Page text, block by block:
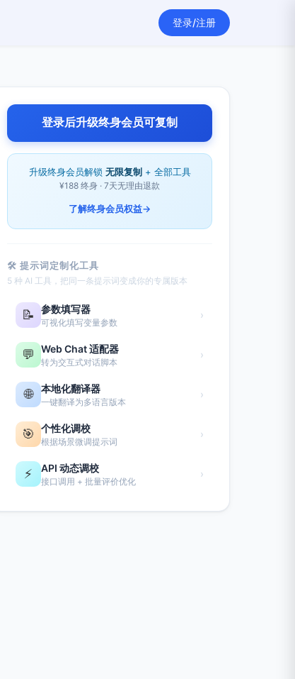
登录/注册
登录后升级终身会员可复制
升级终身会员解锁 无限复制 + 全部工具
¥188 终身 · 7天无理由退款
了解终身会员权益→
🛠 提示词定制化工具
5 种 AI 工具，把同一条提示词变成你的专属版本
📝 参数填写器
可视化填写变量参数
›
💬 Web Chat 适配器
转为交互式对话脚本
›
🌐 本地化翻译器
一键翻译为多语言版本
›
🎯 个性化调校
根据场景微调提示词
›
⚡ API 动态调校
接口调用 + 批量评价优化
›